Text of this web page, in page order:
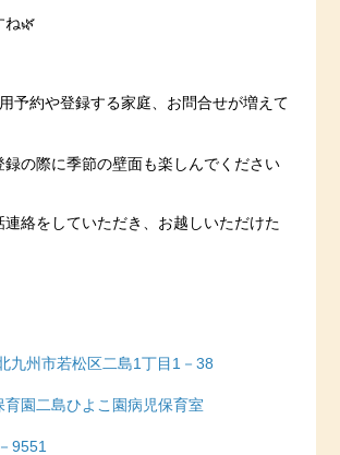
ね🌿
予約や登録する家庭、お問合せが増えて
録の際に季節の壁面も楽しんでください
連絡をしていただき、お越しいただけた
州市若松区二島1丁目1－38
育園二島ひよこ園病児保育室
9551